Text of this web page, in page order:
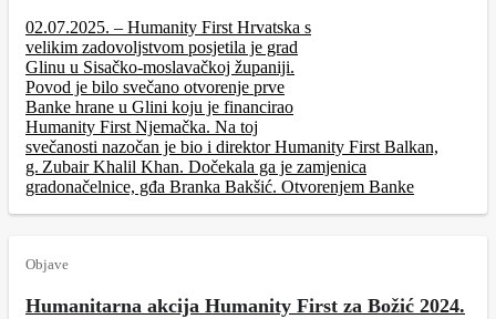
02.07.2025. – Humanity First Hrvatska s
velikim zadovoljstvom posjetila je grad
Glinu u Sisačko‑moslavačkoj županiji.
Povod je bilo svečano otvorenje prve
Banke hrane u Glini koju je financirao
Humanity First Njemačka. Na toj
svečanosti nazočan je bio i direktor Humanity First Balkan,
g. Zubair Khalil Khan. Dočekala ga je zamjenica
gradonačelnice, gđa Branka Bakšić. Otvorenjem Banke
Objave
Humanitarna akcija Humanity First za Božić 2024.